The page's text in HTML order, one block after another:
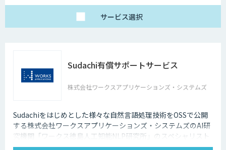
サービス選択
Sudachi有償サポートサービス
株式会社ワークスアプリケーションズ・システムズ
Sudachiをはじめとした様々な自然言語処理技術をOSSで公開
する株式会社ワークスアプリケーションズ・システムズのAI研
究機関「ワークス徳島人工知能NLP研究所」のスペシャリスト
がOSS開発の技術、知識を活用し、お客様の業務効率化・生産